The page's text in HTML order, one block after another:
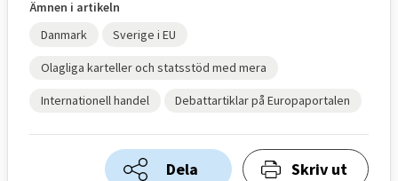
Ämnen i artikeln
Danmark
Sverige i EU
Olagliga karteller och statsstöd med mera
Internationell handel Debattartiklar på Europaportalen
Dela Skriv ut